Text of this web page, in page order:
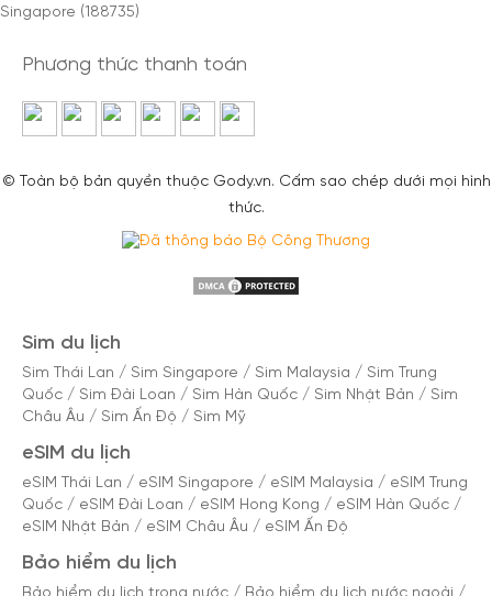
Singapore (188735)
Phương thức thanh toán
© Toàn bộ bản quyền thuộc Gody.vn. Cấm sao chép dưới mọi hình
thức.
Sim du lịch
Sim Thái Lan / Sim Singapore / Sim Malaysia / Sim Trung
Quốc / Sim Đài Loan / Sim Hàn Quốc / Sim Nhật Bản / Sim
Châu Âu / Sim Ấn Độ / Sim Mỹ
eSIM du lịch
eSIM Thái Lan / eSIM Singapore / eSIM Malaysia / eSIM Trung
Quốc / eSIM Đài Loan / eSIM Hong Kong / eSIM Hàn Quốc /
eSIM Nhật Bản / eSIM Châu Âu / eSIM Ấn Độ
Bảo hiểm du lịch